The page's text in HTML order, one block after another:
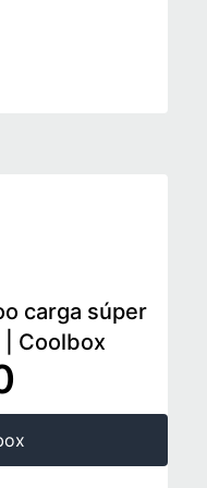
carga súper
Coolbox